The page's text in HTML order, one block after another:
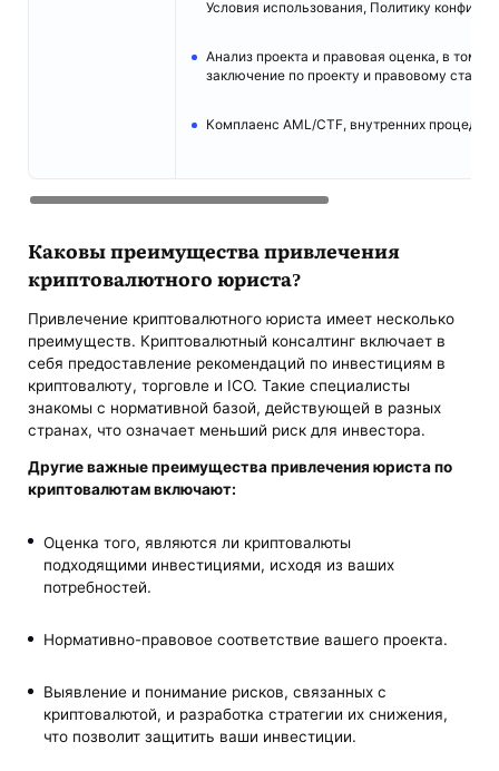
Условия использования, Политику
Анализ проекта и правовая оценка, в том
заключение по проекту и правовому
Комплаенс AML/CTF, внутренних процедур
Каковы преимущества привлечения
криптовалютного юриста?
Привлечение криптовалютного юриста имеет несколько
преимуществ. Криптовалютный консалтинг включает в
себя предоставление рекомендаций по инвестициям в
криптовалюту, торговле и ICO. Такие специалисты
знакомы с нормативной базой, действующей в разных
странах, что означает меньший риск для инвестора.
Другие важные преимущества привлечения юриста по
криптовалютамвключают:
Оценка того, являются ли криптовалюты
подходящими инвестициями, исходя из ваших
потребностей.
Нормативно-правовое соответствие вашего проекта.
Выявление и понимание рисков, связанных с
криптовалютой, и разработка стратегии их снижения,
что позволит защитить ваши инвестиции.